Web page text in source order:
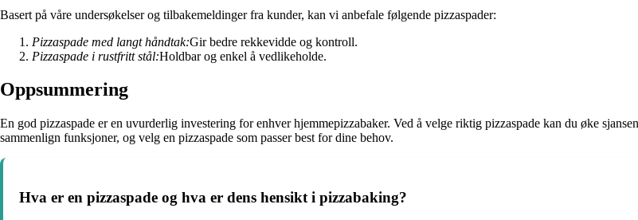
Basert på våre undersøkelser og tilbakemeldinger fra kunder, kan vi anbefale følgende pizzaspader:
Pizzaspade med langt håndtak:Gir bedre rekkevidde og kontroll.
Pizzaspade i rustfritt stål:Holdbar og enkel å vedlikeholde.
Oppsummering
En god pizzaspade er en uvurderlig investering for enhver hjemmepizzabaker. Ved å velge riktig pizzaspade kan du øke
sammenlign funksjoner, og velg en pizzaspade som passer best for dine behov.
Hva er en pizzaspade og hva er dens hensikt i pizzabaking?